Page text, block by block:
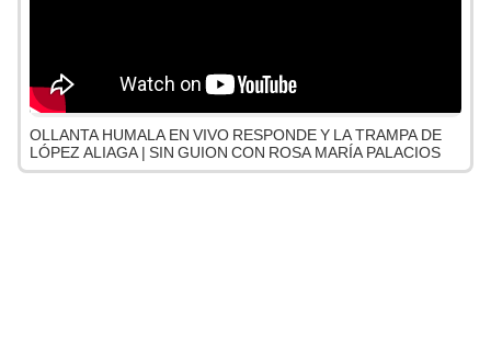
OLLANTA HUMALA EN VIVO RESPONDE Y LA TRAMPA DE
LÓPEZ ALIAGA | SIN GUION CON ROSA MARÍA PALACIOS